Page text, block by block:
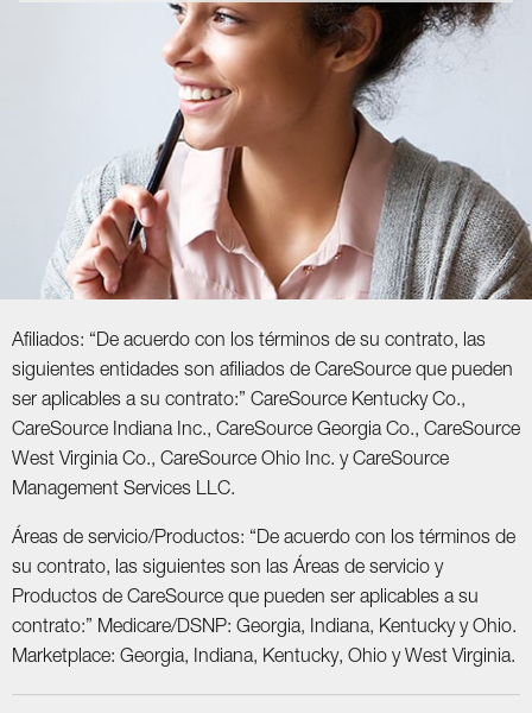
Afiliados: “De acuerdo con los términos de su contrato, las
siguientes entidades son afiliados de CareSource que pueden
ser aplicables a su contrato:” CareSource Kentucky Co.,
CareSource Indiana Inc., CareSource Georgia Co., CareSource
West Virginia Co., CareSource Ohio Inc. y CareSource
Management Services LLC.
Áreas de servicio/Productos: “De acuerdo con los términos de
su contrato, las siguientes son las Áreas de servicio y
Productos de CareSource que pueden ser aplicables a su
contrato:” Medicare/DSNP: Georgia, Indiana, Kentucky y Ohio.
Marketplace: Georgia, Indiana, Kentucky, Ohio y West Virginia.